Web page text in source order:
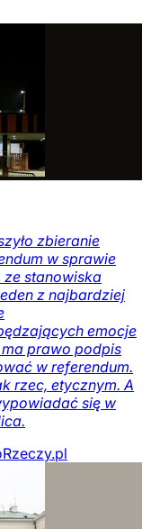
zbieranie
w sprawie
ze stanowiska
z najbardziej
emocje
prawo podpis
w referendum.
rzec, etycznym. A
się w